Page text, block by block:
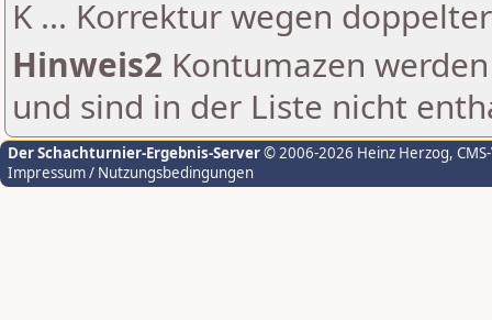
K ... Korrektur wegen
Hinweis2 Kontumazen
und sind in der Liste nicht
Der Schachturnier-Ergebnis-Server© 2006-2026 Heinz Herzog,
Impressum / Nutzungsbedingungen